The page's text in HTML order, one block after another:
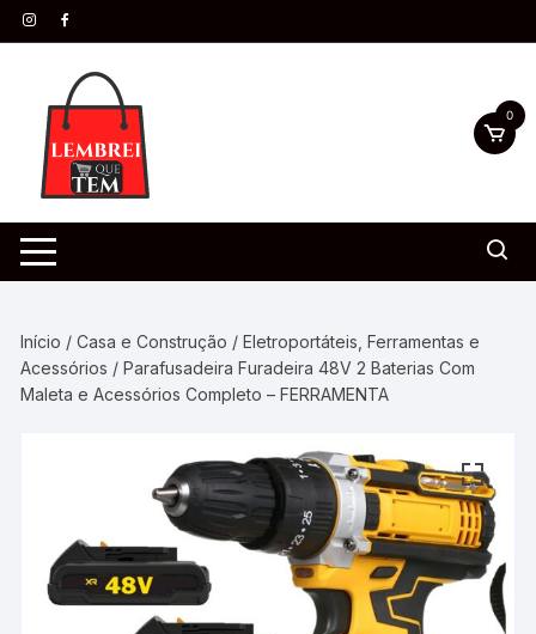
0
Início /Casa e Construção /Eletroportáteis, Ferramentas e
Acessórios / Parafusadeira Furadeira 48V 2 Baterias Com
Maleta e Acessórios Completo – FERRAMENTA